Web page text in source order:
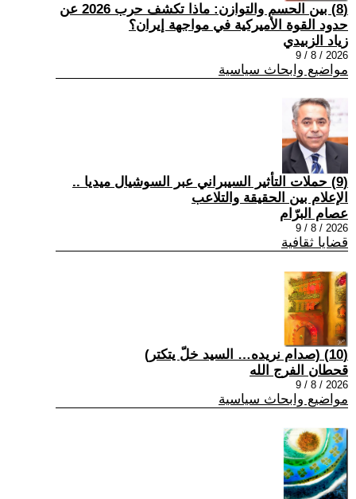
(8) بين الحسم والتوازن: ماذا تكشف حرب 2026 عن
حدود القوة الأميركية في مواجهة إيران؟
زياد الزبيدي
2026 / 8 / 9
مواضيع وابحاث سياسية
(9) حملات التأثير السيبراني عبر السوشيال ميديا ..
الإعلام بين الحقيقة والتلاعب
عصام البرّام
2026 / 8 / 9
قضايا ثقافية
(10) (صدام نريده… السيد خلّ يتكتر)
قحطان الفرج الله
2026 / 8 / 9
مواضيع وابحاث سياسية